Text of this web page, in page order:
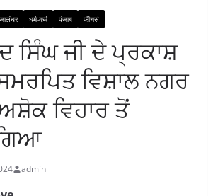
जालंधर धर्म-कर्म पंजाब फीचर्स
ਸਿੰਘ ਜੀ ਦੇ ਪ੍ਰਕਾਸ਼
ਵਿਸ਼ਾਲ ਨਗਰ
ਵਿਹਾਰ ਤੋਂ
admin